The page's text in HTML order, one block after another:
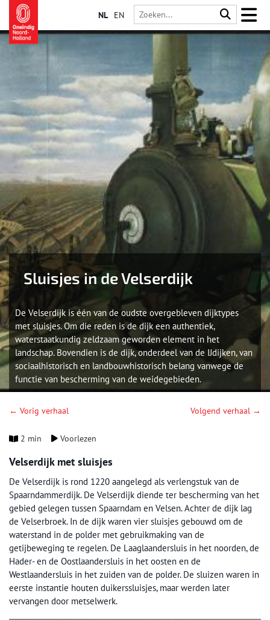
NL EN
Sluisjes in de Velserdijk
De Velserdijk is één van de oudste overgebleven dijktypes
met sluisjes. Om die reden is de dijk een authentiek,
waterstaatkundig zeldzaam geworden element in het
landschap. Bovendien is de dijk, onderdeel van de IJdijken, van
sociaalhistorisch en landbouwhistorisch belang vanwege de
functie van bescherming van de weidegebieden.
← Vorig verhaal Volgend verhaal →
2 min Voorlezen
Velserdijk met sluisjes
De Velserdijk is rond 1220 aangelegd als verlengstuk van de
Spaarndammerdijk. De Velserdijk diende ter bescherming van het
gebied gelegen tussen Spaarndam en Velsen. Achter de dijk lag
de Velserbroek. In de dijk waren vier sluisjes gebouwd om de
waterstand in de polder met gebruikmaking van de
getijbeweging te regelen. De Laaglaandersluis in het noorden, de
Hader- en de Oostlaandersluis in het oosten en de
Westlaandersluis in het zuiden van de polder. De sluizen waren in
eerste instantie houten duikerssluisjes, maar werden later
vervangen door metselwerk.